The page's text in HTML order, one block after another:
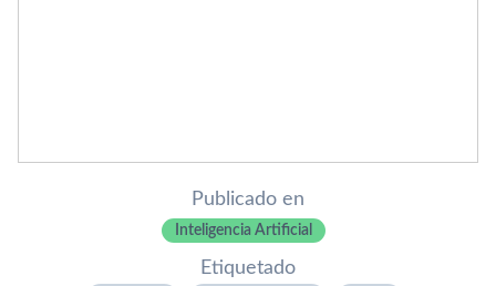
Publicado en
Inteligencia Artificial
Etiquetado